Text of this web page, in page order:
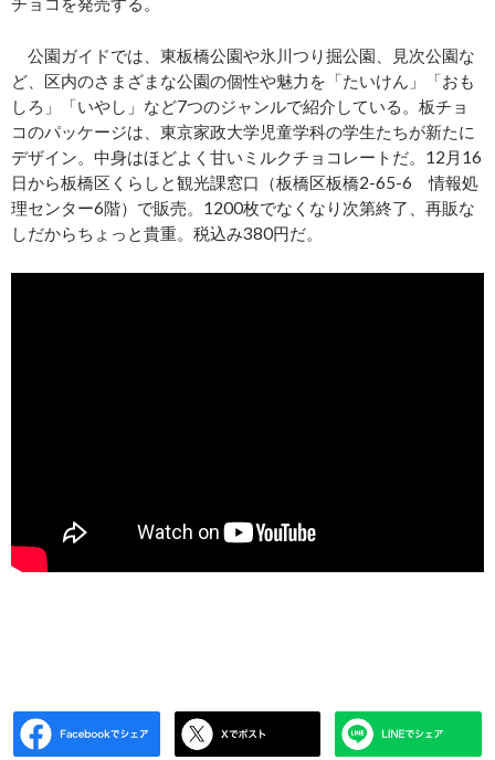
公園ガイドでは、東板橋公園や氷川つり掘公園、見次公園な
ど、区内のさまざまな公園の個性や魅力を「たいけん」「おも
しろ」「いやし」など7つのジャンルで紹介している。板チョ
コのパッケージは、東京家政大学児童学科の学生たちが新たに
デザイン。中身はほどよく甘いミルクチョコレートだ。12月16
日から板橋区くらしと観光課窓口（板橋区板橋2-65-6 情報処
理センター6階）で販売。1200枚でなくなり次第終了、再販な
しだからちょっと貴重。税込み380円だ。